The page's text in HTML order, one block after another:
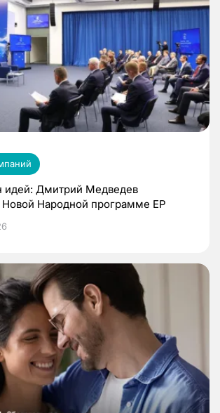
идей: Дмитрий Медведев
Новой Народной программе ЕР